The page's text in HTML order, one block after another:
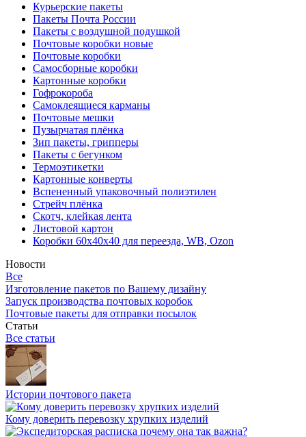
Курьерские пакеты
Пакеты Почта России
Пакеты с воздушной подушкой
Почтовые коробки новые
Почтовые коробки
Самосборные коробки
Картонные коробки
Гофрокороба
Самоклеящиеся карманы
Почтовые мешки
Пузырчатая плёнка
Зип пакеты, грипперы
Пакеты с бегунком
Термоэтикетки
Картонные конверты
Вспененный упаковочный полиэтилен
Стрейч плёнка
Скотч, клейкая лента
Листовой картон
Коробки 60х40х40 для переезда, WB, Ozon
Новости
Все
Изготовление пакетов по Вашему дизайну
Запуск производства почтовых коробок
Почтовые пакеты для отправки посылок
Статьи
Все статьи
Истории почтового пакета
Кому доверить перевозку хрупких изделий